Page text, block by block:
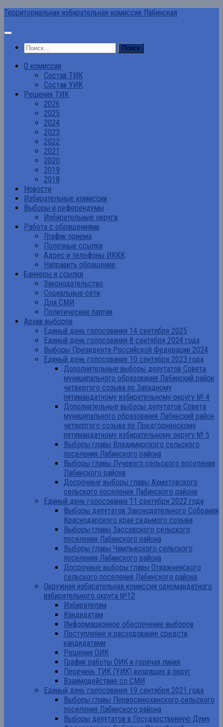
Перейти
содержимому
Территориальная избирательная комиссия Лабинская
Найти:
О комиссии
Состав ТИК
Состав УИК
Решения ТИК
2026
2025
2024
2023
2022
2021
2020
2019
2018
Новости
Избирательные комиссии
Выборы и референдумы
Избирательные округа
Работа с обращениями
График приема
Полезные ссылки
Адрес и телефоны ИККК
Направить обращение
Баннеры и ссылки
Законодательство
Социальные сети
Для СМИ
Политические партии
Архив выборов
Единый день голосования 14 сентября 2025
Единый день голосования 8 сентября 2024 года
Выборы Президента Российской Федерации 2024
Единый день голосования 10 сентября 2023 года
Дополнительные выборы депутатов Совета
муниципального образования Лабинский район
четвертого созыва по Западному
пятимандатному избирательному округу № 4
Дополнительные выборы депутатов Совета
муниципального образования Лабинский район
четвертого созыва по Предгорненскому
пятимандатному избирательному округу № 5
Выборы главы Владимирского сельского
поселения Лабинского района
Выборы главы Лучевого сельского поселения
Лабинского района
Досрочные выборы главы Ахметовского
сельского поселения Лабинского района
Единый день голосования 11 сентября 2022 года
Выборы депутатов Законодательного Собрания
Краснодарского края седьмого созыва
Выборы главы Зассовского сельского
поселения Лабинского района
Выборы главы Чамлыкского сельского
поселения Лабинского района
Досрочные выборы главы Отважненского
сельского поселения Лабинского района
Окружная избирательная комиссия одномандатного
избирательного округа №12
Избирателям
Кандидатам
Информационное обеспечение выборов
Поступление и расходование средств
кандидатами
Решения ОИК
График работы ОИК и горячая линия
Перечень ТИК (УИК) входящих в округ
Взаимодействие со СМИ
Единый день голосования 19 сентября 2021 года
Выборы главы Первосинюхинского сельского
поселения Лабинского района
Выборы депутатов в Государственную Думу